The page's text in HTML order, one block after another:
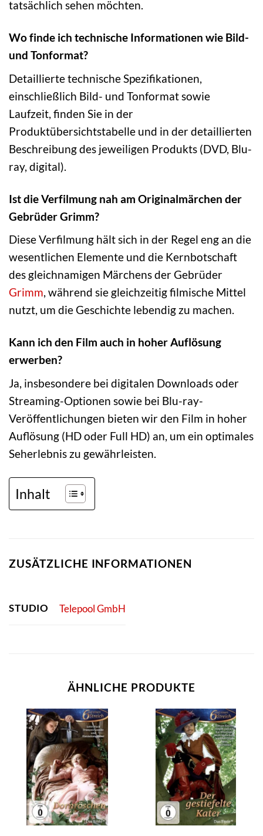
tatsächlich sehen möchten.
Wo finde ich technische Informationen wie Bild-
und Tonformat?
Detaillierte technische Spezifikationen,
einschließlich Bild- und Tonformat sowie
Laufzeit, finden Sie in der
Produktübersichtstabelle und in der detaillierten
Beschreibung des jeweiligen Produkts (DVD, Blu-
ray, digital).
Ist die Verfilmung nah am Originalmärchen der
Gebrüder Grimm?
Diese Verfilmung hält sich in der Regel eng an die
wesentlichen Elemente und die Kernbotschaft
des gleichnamigen Märchens der Gebrüder
Grimm, während sie gleichzeitig filmische Mittel
nutzt, um die Geschichte lebendig zu machen.
Kann ich den Film auch in hoher Auflösung
erwerben?
Ja, insbesondere bei digitalen Downloads oder
Streaming-Optionen sowie bei Blu-ray-
Veröffentlichungen bieten wir den Film in hoher
Auflösung (HD oder Full HD) an, um ein optimales
Seherlebnis zu gewährleisten.
Inhalt
ZUSÄTZLICHE INFORMATIONEN
STUDIO Telepool GmbH
ÄHNLICHE PRODUKTE